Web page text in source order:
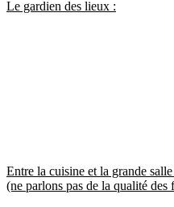
Le gardien des lieux :
Entre la cuisine et la grande
(ne parlons pas de la qualité des